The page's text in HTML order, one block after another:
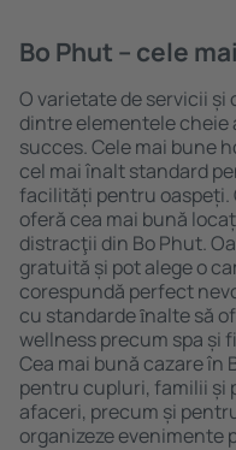
Bo Phut – cele
O varietate de servicii
dintre elementele
succes. Cele mai bune
cel mai înalt standard
facilități pentru oaspeți.
oferă cea mai bună
distracţii din Bo Phut.
gratuită și pot alege o
corespundă perfect
cu standarde ȋnalte să
wellness precum spa și
Cea mai bună cazare în
pentru cupluri, familii și
afaceri, precum și
organizeze evenimente